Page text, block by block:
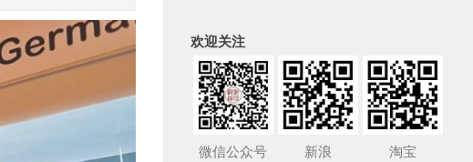
欢迎关注
微信公众号 新浪 淘宝